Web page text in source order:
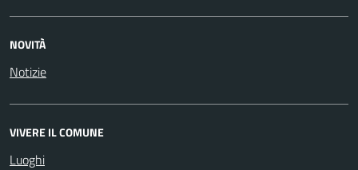
NOVITÀ
Notizie
VIVERE IL COMUNE
Luoghi